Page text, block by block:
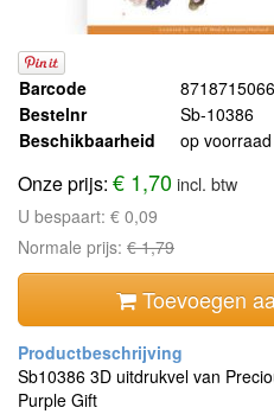
Barcode
Bestelnr
Sb-10386
Beschikbaarheid
op voorraad
Onze prijs: € 1,70incl. btw
U bespaart: € 0,09
Normale prijs: € 1,79
Toevoegen
Sb10386 3D uitdrukvel van
Purple Gift